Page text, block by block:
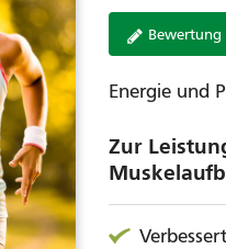
Bewertung
Energie und
Zur